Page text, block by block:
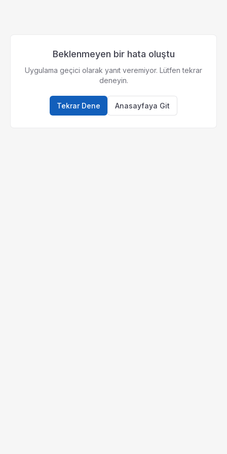
Beklenmeyen bir hata oluştu
Uygulama geçici olarak yanıt veremiyor. Lütfen tekrar
deneyin.
Tekrar Dene Anasayfaya Git